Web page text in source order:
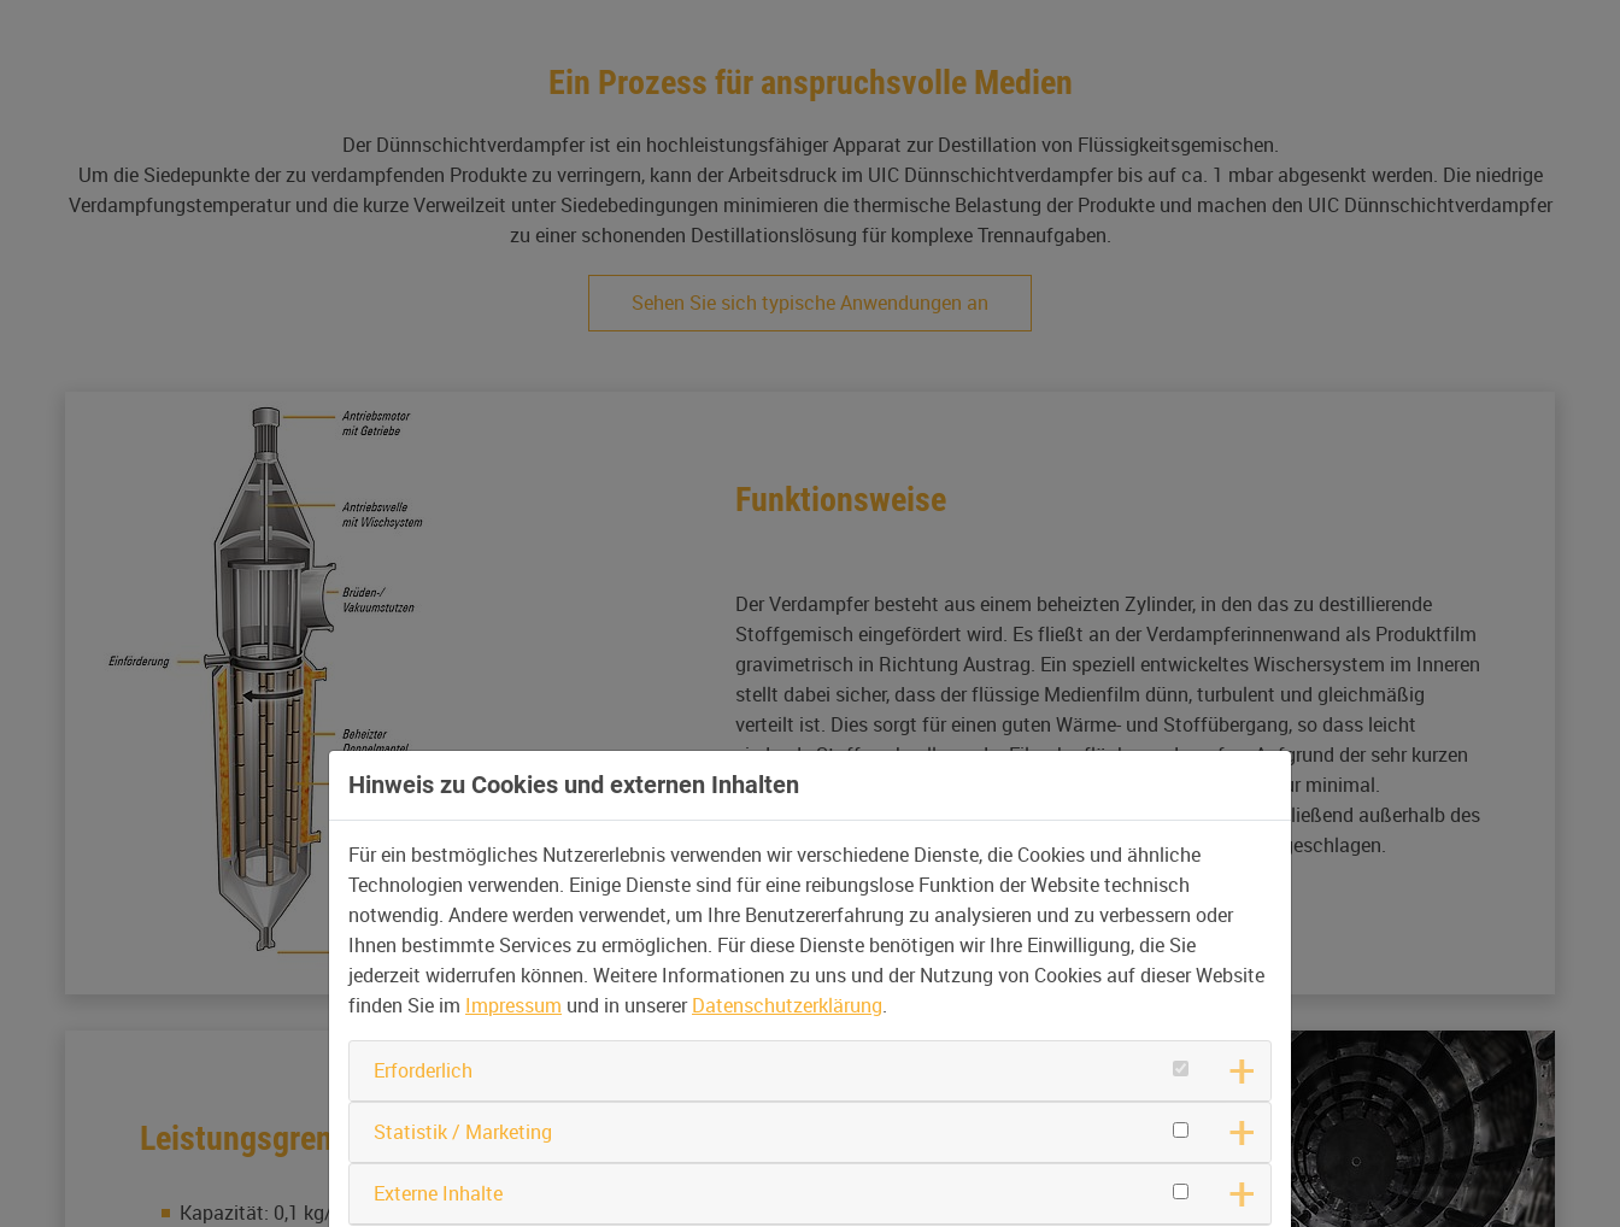
Ein Prozess für anspruchsvolle Medien
Der Dünnschichtverdampfer ist ein hochleistungsfähiger Apparat zur Destillation von Flüssigkeitsgemischen.
Um die Siedepunkte der zu verdampfenden Produkte zu verringern, kann der Arbeitsdruck im UIC Dünnschichtverdampfer bis auf ca. 1 mbar abgesenkt werden. Die niedrige
Verdampfungstemperatur und die kurze Verweilzeit unter Siedebedingungen minimieren die thermische Belastung der Produkte und machen den UIC Dünnschichtverdampfer
zu einer schonenden Destillationslösung für komplexe Trennaufgaben.
Sehen Sie sich typische Anwendungen an
Funktionsweise
Der Verdampfer besteht aus einem beheizten Zylinder, in den das zu destillierende
Stoffgemisch eingefördert wird. Es fließt an der Verdampferinnenwand als Produktfilm
gravimetrisch in Richtung Austrag. Ein speziell entwickeltes Wischersystem im Inneren
stellt dabei sicher, dass der flüssige Medienfilm dünn, turbulent und gleichmäßig
verteilt ist. Dies sorgt für einen guten Wärme- und Stoffübergang, so dass leicht
siedende Stoffe schnell aus der Filmoberfläche verdampfen. Aufgrund der sehr kurzen
Verweilzeit im Apparat ist die thermische Belastung der Stoffe nur minimal.
Die nun dampfförmigen Komponenten, die Brüden, werden anschließend außerhalb des
Verdampfers, auf einem sogenannten Außenkondensator, niedergeschlagen.
Leistungsgrenzen
Kapazität: 0,1 kg/h bis zu mehreren t/h
Hinweis zu Cookies und externen Inhalten
Für ein bestmögliches Nutzererlebnis verwenden wir verschiedene Dienste, die Cookies und ähnliche
Technologien verwenden. Einige Dienste sind für eine reibungslose Funktion der Website technisch
notwendig. Andere werden verwendet, um Ihre Benutzererfahrung zu analysieren und zu verbessern oder
Ihnen bestimmte Services zu ermöglichen. Für diese Dienste benötigen wir Ihre Einwilligung, die Sie
jederzeit widerrufen können. Weitere Informationen zu uns und der Nutzung von Cookies auf dieser Website
finden Sie im Impressum und in unsererDatenschutzerklärung.
Erforderlich
Statistik / Marketing
Externe Inhalte